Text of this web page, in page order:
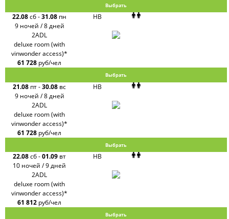
Выбрать
22.08сб-31.08 пн
9 ночей / 8 дней
HB
2ADL
deluxe room (with
vinwonder access)*
61 728 руб/чел
Выбрать
21.08 пт-30.08 вс
9 ночей / 8 дней
HB
2ADL
deluxe room (with
vinwonder access)*
61 728 руб/чел
Выбрать
22.08сб-01.09 вт
10 ночей / 9 дней
HB
2ADL
deluxe room (with
vinwonder access)*
61 812 руб/чел
Выбрать